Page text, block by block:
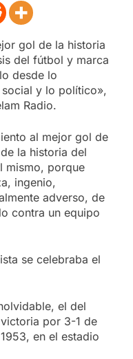
gol de la historia
del fútbol y marca
desde lo
y lo político»,
Radio.
al mejor gol de
la historia del
mismo, porque
ingenio,
adverso, de
contra un equipo
se celebraba el
el del
por 3-1 de
en el estadio